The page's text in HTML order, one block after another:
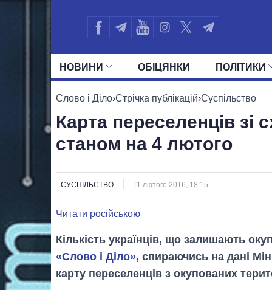
НОВИНИ ОБIЦЯНКИ ПОЛIТИКИ
УСІ ПОЛІТИКИ ПРЕЗИДЕНТ І ОФІС
Слово і Діло›Стрічка публікацій›Суспільство
Карта переселенців зі
станом на 4 лютого
СУСПІЛЬСТВО 11 лютого 2016, 18:15
Читати російською
Кількість українців, що залишають
«Слово і Діло», спираючись на дані
карту переселенців з окупованих